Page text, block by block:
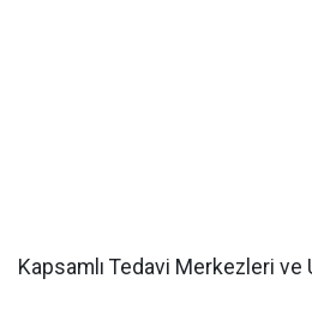
Kapsamlı Tedavi Merkezleri ve